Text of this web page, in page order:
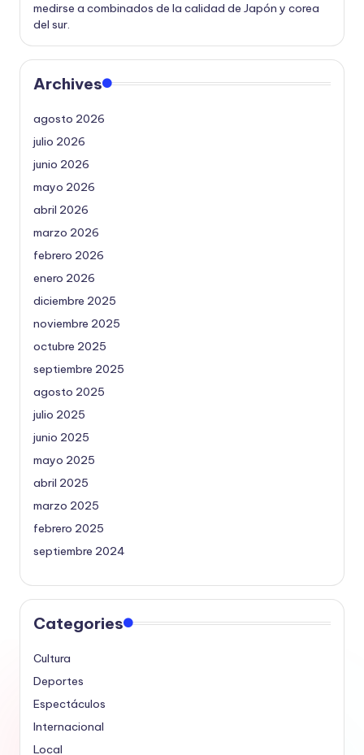
medirse a combinados de la calidad de Japón y corea
del sur.
Archives
agosto 2026
julio 2026
junio 2026
mayo 2026
abril 2026
marzo 2026
febrero 2026
enero 2026
diciembre 2025
noviembre 2025
octubre 2025
septiembre 2025
agosto 2025
julio 2025
junio 2025
mayo 2025
abril 2025
marzo 2025
febrero 2025
septiembre 2024
Categories
Cultura
Deportes
Espectáculos
Internacional
Local